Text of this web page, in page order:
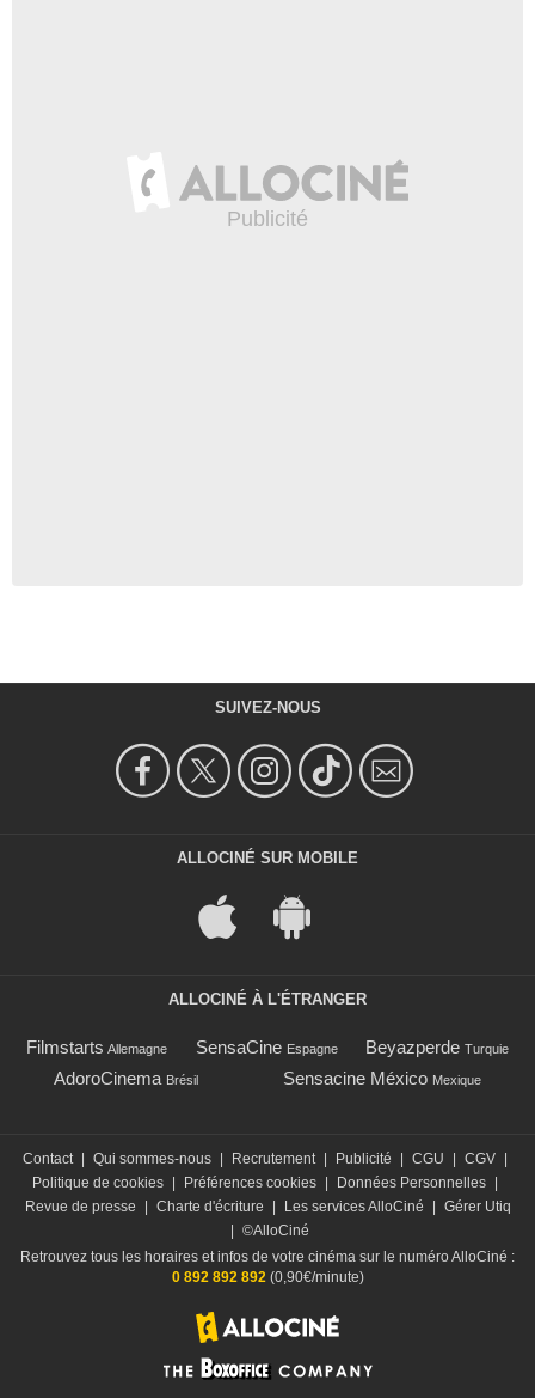
SUIVEZ-NOUS
ALLOCINÉ SUR MOBILE
ALLOCINÉ À L'ÉTRANGER
Filmstarts Allemagne SensaCine Espagne Beyazperde Turquie
AdoroCinema Brésil Sensacine México Mexique
Contact Qui sommes-nous Recrutement Publicité CGU CGV
Politique de cookies
Préférences cookies Données Personnelles
Revue de presse
Charte d'écriture Les services AlloCiné
Gérer Utiq
©AlloCiné
Retrouvez tous les horaires et infos de votre cinéma sur le numéro AlloCiné :
0 892 892 892(0,90€/minute)